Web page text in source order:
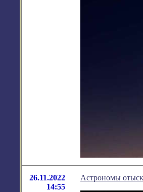
26.11.2022
14:55
Астрономы